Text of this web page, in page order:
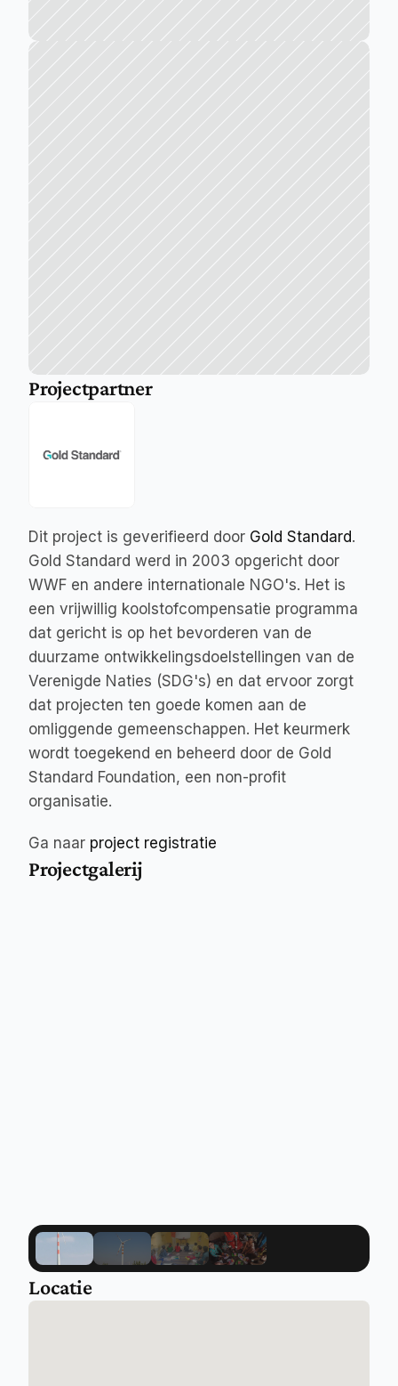
Projectpartner
Dit project is geverifieerd door Gold Standard.
Gold Standard werd in 2003 opgericht door
WWF en andere internationale NGO's. Het is
een vrijwillig koolstofcompensatie programma
dat gericht is op het bevorderen van de
duurzame ontwikkelingsdoelstellingen van de
Verenigde Naties (SDG's) en dat ervoor zorgt
dat projecten ten goede komen aan de
omliggende gemeenschappen. Het keurmerk
wordt toegekend en beheerd door de Gold
Standard Foundation, een non-profit
organisatie.
Ga naar project registratie
Projectgalerij
Locatie